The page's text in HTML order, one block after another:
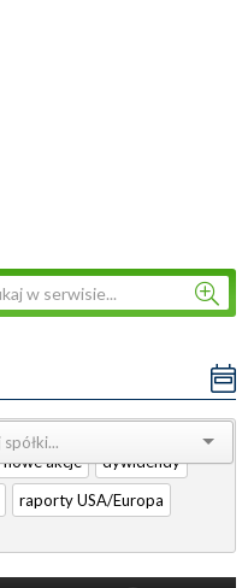
nowe akcje
dywidendy
raporty USA/Europa